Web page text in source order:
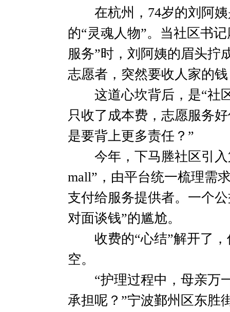
在杭州，74岁的刘阿姨
的“灵魂人物”。当社区书
服务”时，刘阿姨的眉头拧
志愿者，突然要收人家的
这道心坎背后，是“社区
只收了成本费，志愿服务
是要背上更多责任？”
今年，下马塍社区引入
mall”，由平台统一梳理需
支付给服务提供者。一个
对面谈钱”的尴尬。
收费的“心结”解开了，
空。
“护理过程中，母亲万
承担呢？”宁波鄞州区东胜